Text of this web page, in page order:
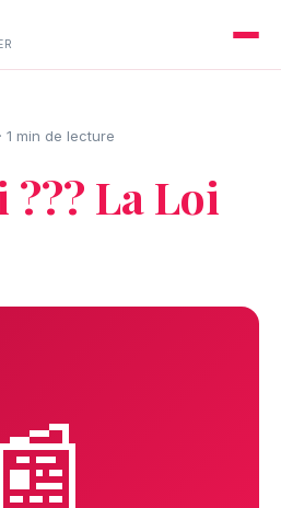
1 min de lecture
??? La Loi